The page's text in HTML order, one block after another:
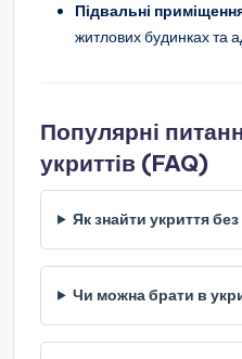
Підвальні
житлових будинках та
Популярні
укриттів (FAQ)
Як знайти укриття без
Чи можна брати в